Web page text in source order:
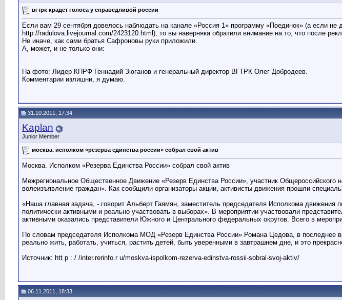
вгтрк крадет голоса у справедливой россии
Если вам 29 сентября довелось наблюдать на канале «Россия 1» программу «Поединок» (а если
http://radulova.livejournal.com/2423120.html), то вы наверняка обратили внимание на то, что после
Не иначе, как сами братья Сафроновы руки приложили.
А, может, и не только они:
На фото: Лидер КПРФ Геннадий Зюганов и генеральный директор ВГТРК Олег Добродеев.
Комментарии излишни, я думаю.
31.10.2011, 17:34
Kaplan
Junior Member
москва. исполком «резерва единства россии» собрал свой актив
Москва. Исполком «Резерва Единства России» собрал свой актив
Межрегиональное Общественное Движение «Резерв Единства России», участник
волеизъявление граждан». Как сообщили организаторы акции, активисты движения прошли
«Наша главная задача, - говорит Альберт Гаямян, заместитель председателя Исполкома
политически активными и реально участвовать в выборах». В мероприятии участвовали
активными оказались представители Южного и Центрального федеральных округов. Всего в
По словам председателя Исполкома МОД «Резерв Единства России» Романа Цедова, в последнее
реально жить, работать, учиться, растить детей, быть уверенными в завтрашнем дне, и это
Источник: htt p : / /inter.rerinfo.r u/moskva-ispolkom-rezerva-edinstva-rossii-sobral-svoj-aktiv/
06.11.2011, 18:33